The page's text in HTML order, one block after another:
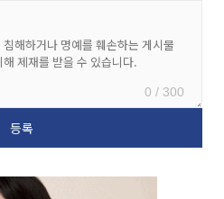
0 / 300